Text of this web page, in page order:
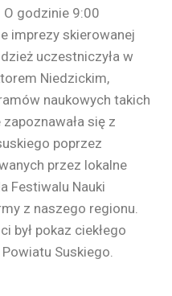
godzinie 9:00
imprezy skierowanej
uczestniczyła w
Niedzickim,
naukowych takich
się z
poprzez
przez lokalne
Festiwalu Nauki
z naszego regionu.
był pokaz ciekłego
Suskiego.